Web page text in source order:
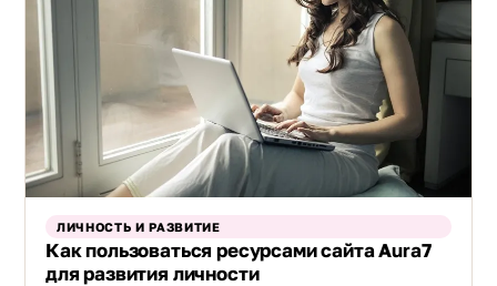
ЛИЧНОСТЬ И РАЗВИТИЕ
Как пользоваться ресурсами сайта Aura7
для развития личности